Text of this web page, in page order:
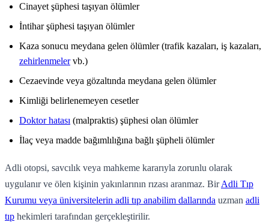
Cinayet şüphesi taşıyan ölümler
İntihar şüphesi taşıyan ölümler
Kaza sonucu meydana gelen ölümler (trafik kazaları, iş kazaları,
zehirlenmelervb.)
Cezaevinde veya gözaltında meydana gelen ölümler
Kimliği belirlenemeyen cesetler
Doktor hatası (malpraktis) şüphesi olan ölümler
İlaç veya madde bağımlılığına bağlı şüpheli ölümler
Adli otopsi, savcılık veya mahkeme kararıyla zorunlu olarak
uygulanır ve ölen kişinin yakınlarının rızası aranmaz. BirAdli Tıp
Kurumu veya üniversitelerin adli tıp anabilim dallarında uzman adli
tıp hekimleri tarafından gerçekleştirilir.